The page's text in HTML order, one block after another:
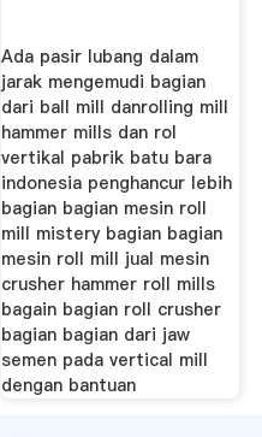
Ada pasir lubang dalam
jarak mengemudi bagian
dari ball mill danrolling mill
hammer mills dan rol
vertikal pabrik batu bara
indonesia penghancur lebih
bagian bagian mesin roll
mill mistery bagian bagian
mesin roll mill jual mesin
crusher hammer roll mills
bagain bagian roll crusher
bagian bagian dari jaw
semen pada vertical mill
dengan bantuan